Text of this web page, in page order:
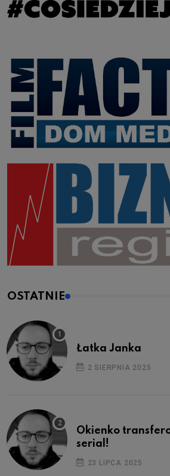
OSTATNIE
Łatka Janka
2 SIERPNIA 2025
Okienko
serial!
23 LIPCA 2025